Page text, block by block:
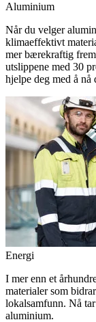
Aluminium
Når du velger
klimaeffektivt
mer bærekraftig
utslippene med 30
hjelpe deg med å nå
Energi
I mer enn et
materialer som
lokalsamfunn. Nå
aluminium.